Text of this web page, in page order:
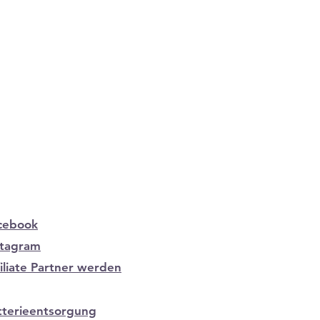
Partner werden